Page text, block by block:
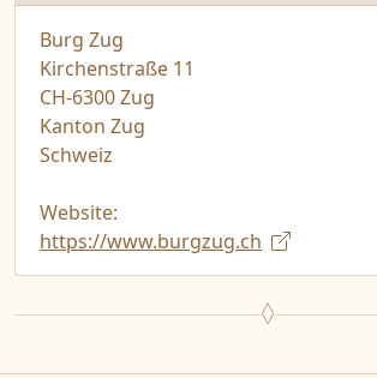
Burg Zug
Kirchenstraße 11
CH-6300 Zug
Kanton Zug
Schweiz
Website:
https://www.burgzug.ch